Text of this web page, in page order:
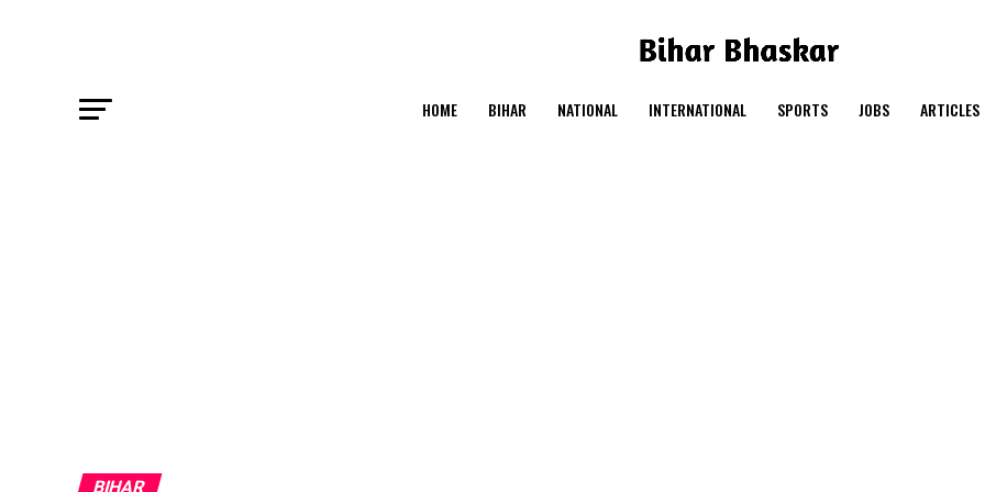
HOME BIHAR NATIONAL INTERNATIONAL SPORTS JOBS ARTICLES
BIHAR